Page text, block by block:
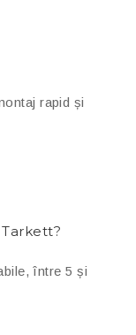
rapid și
între 5 și